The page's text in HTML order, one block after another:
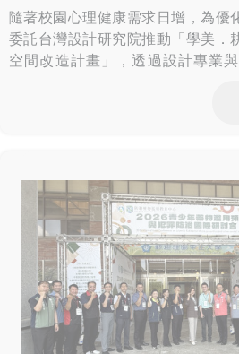
隨著校園心理健康需求日增，為優
委託台灣設計研究院推動「學美
空間改造計畫」，透過設計專業
第2年，已完成東南科技大學、國
台南應用科技大學，透過校方與設
見證校園輔諮空間的溫暖蛻變。